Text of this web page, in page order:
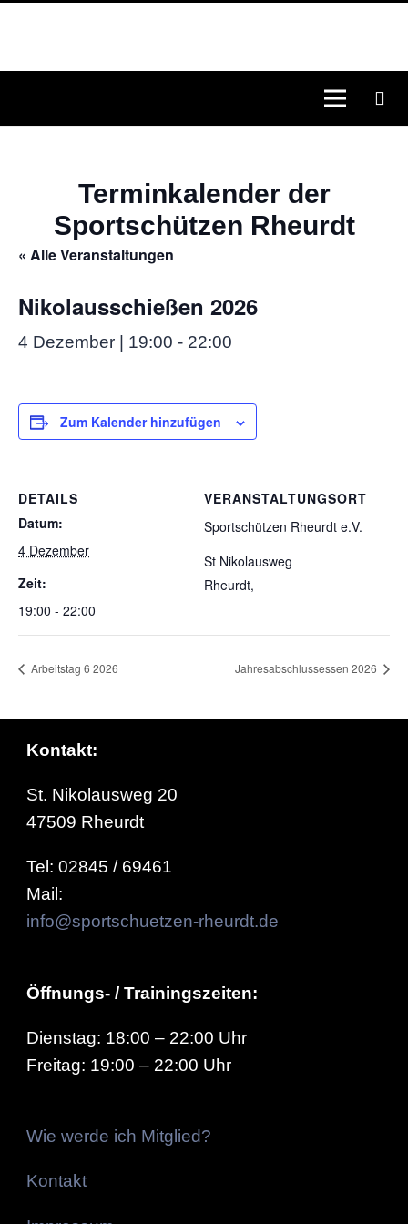
Terminkalender der
Sportschützen Rheurdt
« Alle Veranstaltungen
Nikolausschießen 2026
4 Dezember | 19:00 - 22:00
Zum Kalender hinzufügen
DETAILS
Datum:
4 Dezember
Zeit:
19:00 - 22:00
VERANSTALTUNGSORT
Sportschützen Rheurdt e.V.
St Nikolausweg
Rheurdt,
Arbeitstag 6 2026 Jahresabschlussessen 2026
Kontakt:
St. Nikolausweg 20
47509 Rheurdt
Tel: 02845 / 69461
Mail:
info@sportschuetzen-rheurdt.de
Öffnungs- / Trainingszeiten:
Dienstag: 18:00 – 22:00 Uhr
Freitag: 19:00 – 22:00 Uhr
Wie werde ich Mitglied?
Kontakt